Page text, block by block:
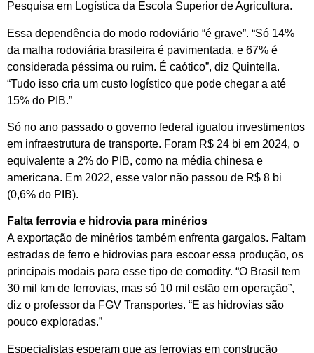
Pesquisa em Logística da Escola Superior de Agricultura.
Essa dependência do modo rodoviário “é grave”. “Só 14%
da malha rodoviária brasileira é pavimentada, e 67% é
considerada péssima ou ruim. É caótico”, diz Quintella.
“Tudo isso cria um custo logístico que pode chegar a até
15% do PIB.”
Só no ano passado o governo federal igualou investimentos
em infraestrutura de transporte. Foram R$ 24 bi em 2024, o
equivalente a 2% do PIB, como na média chinesa e
americana. Em 2022, esse valor não passou de R$ 8 bi
(0,6% do PIB).
Falta ferrovia e hidrovia para minérios
A exportação de minérios também enfrenta gargalos. Faltam
estradas de ferro e hidrovias para escoar essa produção, os
principais modais para esse tipo de comodity. “O Brasil tem
30 mil km de ferrovias, mas só 10 mil estão em operação”,
diz o professor da FGV Transportes. “E as hidrovias são
pouco exploradas.”
Especialistas esperam que as ferrovias em construção